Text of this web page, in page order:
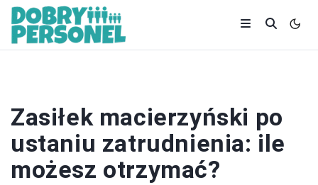
Zasiłek macierzyński po
ustaniu zatrudnienia: ile
możesz otrzymać?